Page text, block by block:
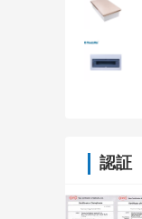
認証